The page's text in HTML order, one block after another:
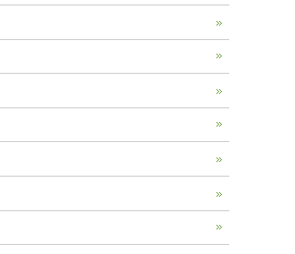
ット
ィカス
カ
ンパセリ
ア
ンペーン
ラント
ニップ
ェイ
ン
ーレッド
ロウ
ダー
ー
ーネット
ー
ウ
ナ
ワー
ン
イオン
ル
ウム
ーズ
カス
プ
ル
ロウ
ム
ールド
ー